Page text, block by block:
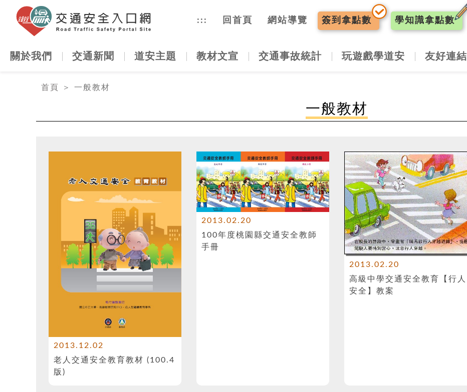
交通安全入口網
::: 回首頁 網站導覽 簽到 拿點數 學知識拿點數
關於我們 交通新聞 道安主題 教材文宣 交通事故統計 玩遊戲學道安 友好連結
首頁
＞ 一般教材
一般教材
2013.12.02
老人交通安全教育教材 (100.4
版)
2013.02.20
100年度桃園縣交通安全教師
手冊
2013.02.20
高級中學交通安全教育【行人
安全】教案